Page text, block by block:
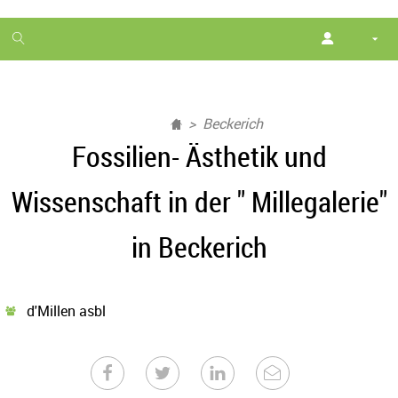
1
month
Beckerich
Fossilien- Ästhetik und
Wissenschaft in der " Millegalerie"
in Beckerich
d'Millen asbl